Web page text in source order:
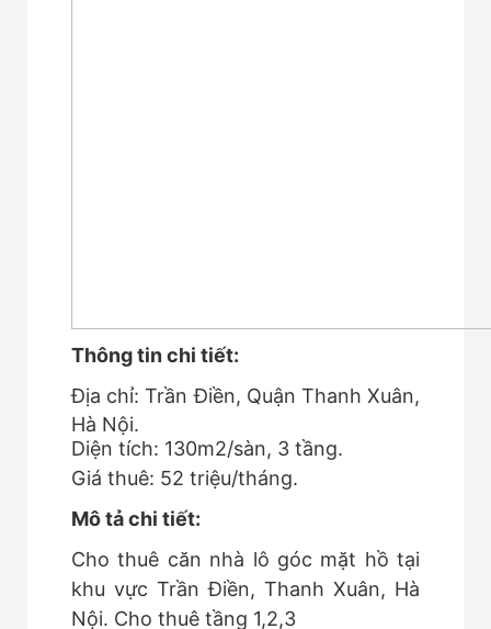
Thông tin chi tiết:
Địa chỉ: Trần Điền, Quận Thanh Xuân,
Hà Nội.
Diện tích: 130m2/sàn, 3 tầng.
Giá thuê: 52 triệu/tháng.
Mô tả chi tiết:
Cho thuê căn nhà lô góc mặt hồ tại
khu vực Trần Điền, Thanh Xuân, Hà
Nội. Cho thuê tầng 1,2,3